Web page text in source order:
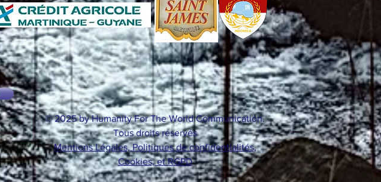
© 2025 by Humanity For The World Communication.
Tous droits réservés
Mentions Légales, Politiques de confidentialités,
Cookies, et RGPD